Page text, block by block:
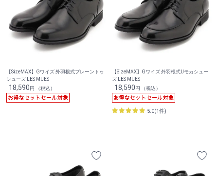
【SizeMAX】Gワイズ 外羽根式プレーントゥ
シューズ LES MUES
18,590円 （税込）
【SizeMAX】Gワイズ 外羽根式Uモカシュー
ズ LES MUES
18,590円 （税込）
5.0(1件)